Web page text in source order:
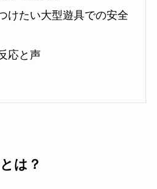
けたい大型遊具での安全
応と声
は？